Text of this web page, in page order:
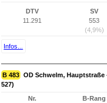
DTV
11.291
SV
553
(4,9%)
Infos...
B 483 OD Schwelm,
527)
Nr.
B-Rang